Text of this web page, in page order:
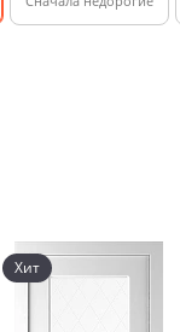
Хит